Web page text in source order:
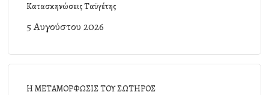
Κατασκηνώσεις Ταϋγέτης
5 Αυγούστου 2026
Η ΜΕΤΑΜΟΡΦΩΣΙΣ ΤΟΥ ΣΩΤΗΡΟΣ